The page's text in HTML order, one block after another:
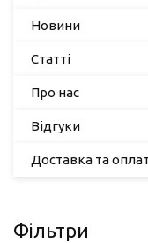
Новини
Статті
Про нас
Відгуки
Доставка та
Фільтри